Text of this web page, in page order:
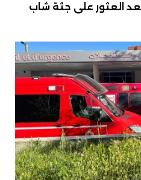
العثور على جثة شاب